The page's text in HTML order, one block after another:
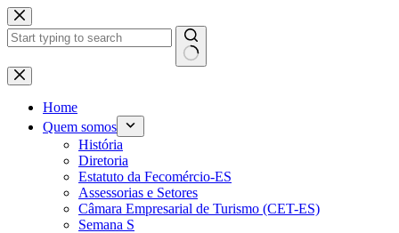
Pular
para
o
Home
Quem somos
História
Diretoria
Estatuto da Fecomércio-ES
Assessorias e Setores
Câmara Empresarial de Turismo (CET-ES)
Semana S